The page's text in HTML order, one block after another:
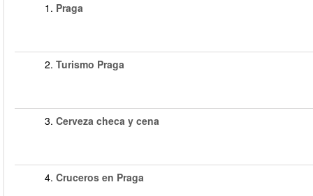
1. Praga
2. Turismo Praga
3. Cerveza checa y cena
4. Cruceros en Praga